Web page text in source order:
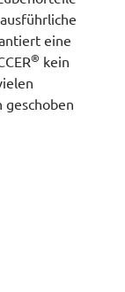
eine
® kein
geschoben